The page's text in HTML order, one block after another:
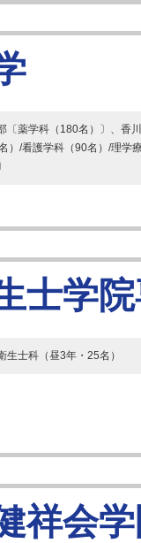
〔薬学科（180名）〕、香
名）/看護学科（90名）/理
士学
生士科（昼3年・25名）
祥会学